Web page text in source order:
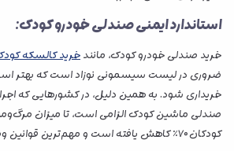
استاندارد ایمنی صندلی خودرو کودک:
خرید صندلی خودرو کودک، مانندخرید کالسکه
ضروری در لیست سیسمونی نوزاد است که بهتر
خریداری شود. به همین دلیل، در کشورهایی که
صندلی ماشین کودک الزامی است، تا میزان
کودکان ۷۰٪ کاهش یافته است و مهم‌ترین قوانین وضع‌شده عبارتند از: